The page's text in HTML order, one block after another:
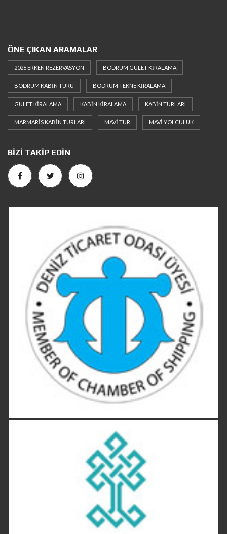
ÖNE ÇIKAN ARAMALAR
2026 ERKEN REZERVASYON BODRUM GULET KIRALAMA
BODRUM KABIN TURU BODRUM TEKNE KIRALAMA
GULET KIRALAMA KABIN KIRALAMA KABIN TURLARI
MARMARIS KABIN TURLARI MAVI TUR MAVI YOLCULUK
BIZI TAKIP EDIN